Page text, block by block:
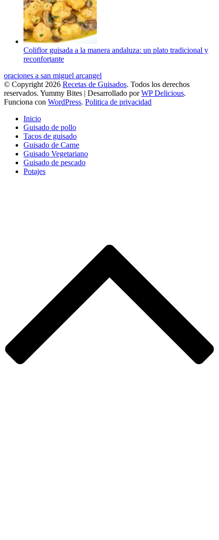
Coliflor guisada a la manera andaluza: un plato tradicional y
reconfortante
oraciones a san miguel arcangel
© Copyright 2026 Recetas de Guisados. Todos los derechos
reservados. Yummy Bites | Desarrollado porWP Delicious.
Funciona con WordPress. Politica de privacidad
Inicio
Guisado de pollo
Tacos de guisado
Guisado de Carne
Guisado Vegetariano
Guisado de pescado
Potajes